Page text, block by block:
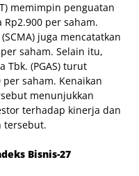
memimpin penguatan
per saham.
juga mencatatkan
saham. Selain itu,
Tbk. (PGAS) turut
per saham. Kenaikan
menunjukkan
terhadap kinerja dan
tersebut.
Bisnis-27